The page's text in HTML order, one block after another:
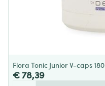
Flora Tonic Junior V-caps 180
€ 78,39